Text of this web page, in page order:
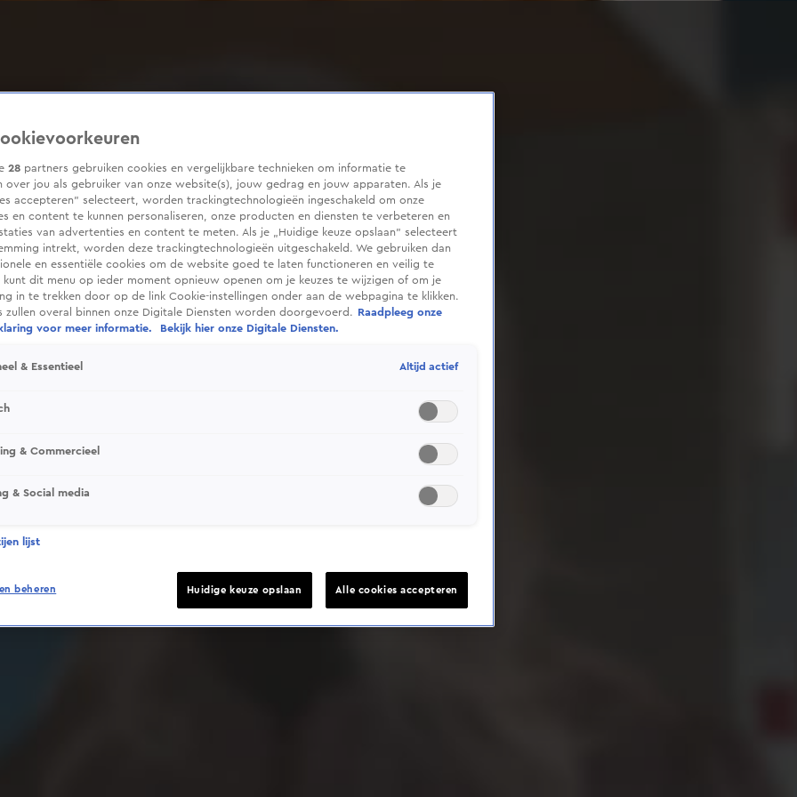
Deze video is niet beschikbaar op je huidige locatie
28 partners gebruiken cookies en vergelijkbare technieken om informatie te
over jou als gebruiker van onze website(s), jouw gedrag en jouw apparaten. Als je
accepteren” selecteert, worden trackingtechnologieën ingeschakeld om onze
en content te kunnen personaliseren, onze producten en diensten te verbeteren en
van advertenties en content te meten. Als je „Huidige keuze opslaan” selecteert
intrekt, worden deze trackingtechnologieën uitgeschakeld. We gebruiken dan
en essentiële cookies om de website goed te laten functioneren en veilig te
kunt dit menu op ieder moment opnieuw openen om je keuzes te wijzigen of om je
in te trekken door op de link Cookie-instellingen onder aan de webpagina te klikken.
zullen overal binnen onze Digitale Diensten worden doorgevoerd.
Raadpleeg onze
voor meer informatie.
Bekijk hier onze Digitale Diensten.
& Essentieel Altijd actief
& Commercieel
& Social media
lijst
beheren Huidige keuze opslaan Alle cookies accepteren